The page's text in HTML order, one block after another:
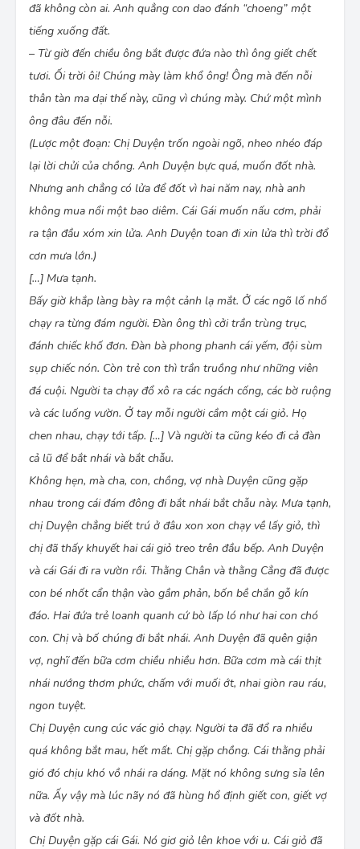
đã không còn ai. Anh quẳng con dao đánh “choeng” một
tiếng xuống đất.
– Từ giờ đến chiều ông bắt được đứa nào thì ông giết chết
tươi. Ối trời ôi! Chúng mày làm khổ ông! Ông mà đến nỗi
thân tàn ma dại thế này, cũng vì chúng mày. Chứ một mình
ông đâu đến nỗi.
(Lược một đoạn: Chị Duyện trốn ngoài ngõ, nheo nhéo đáp
lại lời chửi của chồng. Anh Duyện bực quá, muốn đốt nhà.
Nhưng anh chẳng có lửa để đốt vì hai năm nay, nhà anh
không mua nổi một bao diêm. Cái Gái muốn nấu cơm, phải
ra tận đầu xóm xin lửa. Anh Duyện toan đi xin lửa thì trời đổ
cơn mưa lớn.)
[…] Mưa tạnh.
Bấy giờ khắp làng bày ra một cảnh lạ mắt. Ở các ngõ lố nhố
chạy ra từng đám người. Ðàn ông thì cởi trần trùng trục,
đánh chiếc khố đơn. Ðàn bà phong phanh cái yếm, đội sùm
sụp chiếc nón. Còn trẻ con thì trần truồng như những viên
đá cuội. Người ta chạy đổ xô ra các ngách cống, các bờ ruộng
và các luống vườn. Ở tay mỗi người cầm một cái giỏ. Họ
chen nhau, chạy tới tấp. […] Và người ta cũng kéo đi cả đàn
cả lũ để bắt nhái và bắt chẫu.
Không hẹn, mà cha, con, chồng, vợ nhà Duyện cũng gặp
nhau trong cái đám đông đi bắt nhái bắt chẫu này. Mưa tạnh,
chị Duyện chẳng biết trú ở đâu xon xon chạy về lấy giỏ, thì
chị đã thấy khuyết hai cái giỏ treo trên đầu bếp. Anh Duyện
và cái Gái đi ra vườn rồi. Thằng Chân và thằng Cẳng đã được
con bé nhốt cẩn thận vào gầm phản, bốn bề chắn gỗ kín
đáo. Hai đứa trẻ loanh quanh cứ bò lấp ló như hai con chó
con. Chị và bố chúng đi bắt nhái. Anh Duyện đã quên giận
vợ, nghĩ đến bữa cơm chiều nhiều hơn. Bữa cơm mà cái thịt
nhái nướng thơm phức, chấm với muối ớt, nhai giòn rau ráu,
ngon tuyệt.
Chị Duyện cung cúc vác giỏ chạy. Người ta đã đổ ra nhiều
quá không bắt mau, hết mất. Chị gặp chồng. Cái thằng phải
gió đó chịu khó vồ nhái ra dáng. Mặt nó không sưng sỉa lên
nữa. Ấy vậy mà lúc nãy nó đã hùng hổ định giết con, giết vợ
và đốt nhà.
Chị Duyện gặp cái Gái. Nó giơ giỏ lên khoe với u. Cái giỏ đã